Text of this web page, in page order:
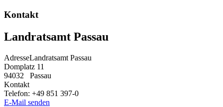
Kontakt
Landratsamt Passau
AdresseLandratsamt Passau
Domplatz 11
94032
Passau
Kontakt
Telefon: +49 851 397-0
E-Mail senden